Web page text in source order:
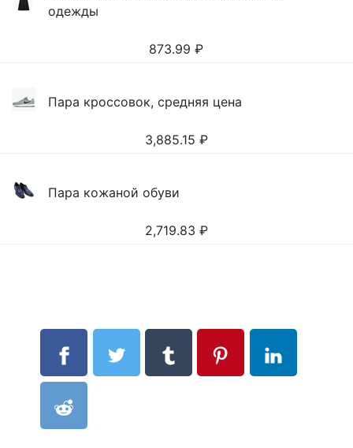
одежды
873.99 ₽
Пара кроссовок, средняя цена
3,885.15 ₽
Пара кожаной обуви
2,719.83 ₽